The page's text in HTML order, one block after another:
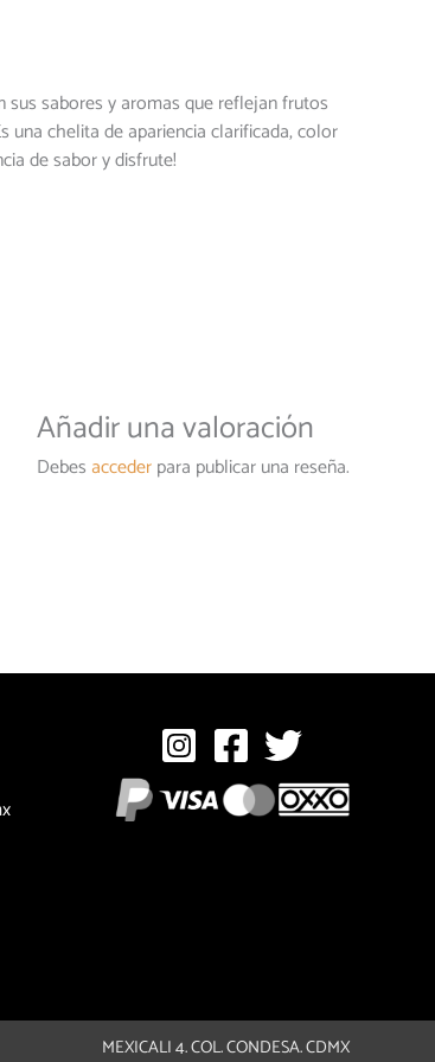
sus sabores y aromas que reflejan frutos
una chelita de apariencia clarificada, color
de sabor y disfrute!
Añadir una valoración
Debesaccederpara publicar una reseña.
MEXICALI 4. COL. CONDESA. CDMX